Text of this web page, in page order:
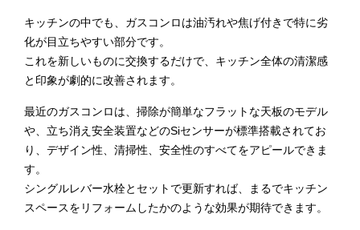
キッチンの中でも、ガスコンロは油汚れや焦げ付きで特に劣
化が目立ちやすい部分です。
これを新しいものに交換するだけで、キッチン全体の清潔感
と印象が劇的に改善されます。
最近のガスコンロは、掃除が簡単なフラットな天板のモデル
や、立ち消え安全装置などのSiセンサーが標準搭載されてお
り、デザイン性、清掃性、安全性のすべてをアピールできま
す。
シングルレバー水栓とセットで更新すれば、まるでキッチン
スペースをリフォームしたかのような効果が期待できます。